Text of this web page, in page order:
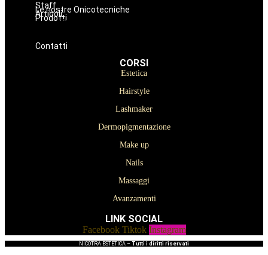
Staff
Le nostre Onicotecniche
Articoli
ProdottiOniconails
Prodotti per ricostruzione unghie
Contatti
CORSI
Estetica
Hairstyle
Lashmaker
Dermopigmentazione
Make up
Nails
Massaggi
Avanzamenti
LINK SOCIAL
Facebook Tiktok Instagram
NICOTRA ESTETICA – Tutti i diritti riservati